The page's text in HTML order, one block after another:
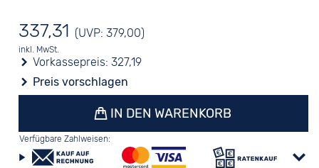
337,31 (UVP: 379,00)
inkl. MwSt.
Vorkassepreis:327,19
Preis vorschlagen
IN DEN WARENKORB
Verfügbare Zahlweisen: